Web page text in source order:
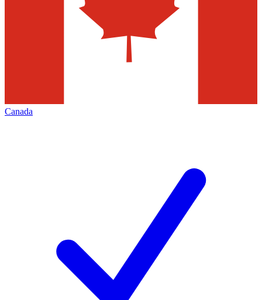
Canada